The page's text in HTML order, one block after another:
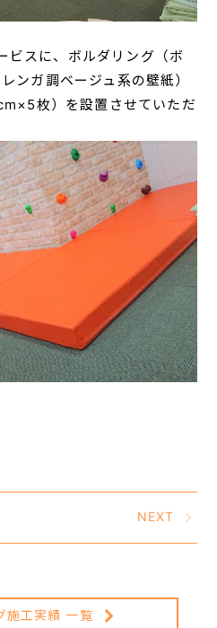
ビスに、ボルダリング（ボ
ンガ調ベージュ系の壁紙）
枚）を設置させていただ
NEXT
施工実績 一覧